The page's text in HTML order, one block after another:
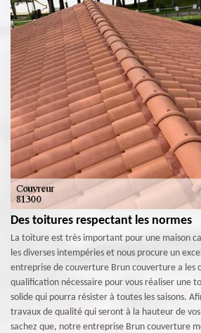
Des toitures respectant les normes
La toiture est très important pour une maison
les diverses intempéries et nous procure un
entreprise de couverture Brun couverture a les
qualification nécessaire pour vous réaliser une
solide qui pourra résister à toutes les saisons.
travaux de qualité qui seront à la hauteur de
sachez que, notre entreprise Brun couverture